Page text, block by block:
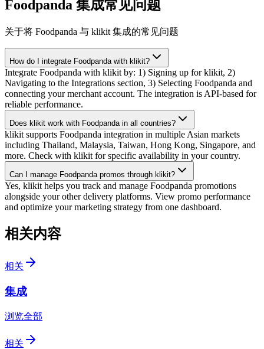
Foodpanda 集成常见问题
关于将 Foodpanda 与 klikit 集成的常见问题
How do I integrate Foodpanda with klikit?
Integrate Foodpanda with klikit by: 1) Signing up for klikit, 2)
Navigating to the Integrations section, 3) Selecting Foodpanda and
connecting your merchant account. The integration is API-based for
reliable performance.
Does klikit work with Foodpanda in all countries?
klikit supports Foodpanda integration in multiple Asian markets
including Thailand, Malaysia, Taiwan, Hong Kong, Singapore, and
more. Check with klikit for specific availability in your country.
Can I manage Foodpanda promos through klikit?
Yes, klikit helps you track and manage Foodpanda promotions
alongside your other delivery platforms. View promo performance
and optimize your marketing strategy from one dashboard.
相关内容
相关
集成
浏览全部
相关